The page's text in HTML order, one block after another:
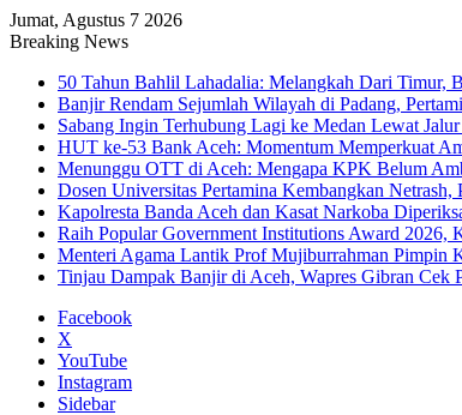
Jumat, Agustus 7 2026
Breaking News
50 Tahun Bahlil Lahadalia: Melangkah Dari Timur,
Banjir Rendam Sejumlah Wilayah di Padang,
Sabang Ingin Terhubung Lagi ke Medan Lewat
HUT ke-53 Bank Aceh: Momentum Memperkuat
Menunggu OTT di Aceh: Mengapa KPK Belum
Dosen Universitas Pertamina Kembangkan
Kapolresta Banda Aceh dan Kasat Narkoba
Raih Popular Government Institutions Award
Menteri Agama Lantik Prof Mujiburrahman Pimpin
Tinjau Dampak Banjir di Aceh, Wapres Gibran Cek
Facebook
X
YouTube
Instagram
Sidebar